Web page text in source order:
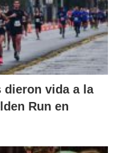
dieron vida a la
Run en